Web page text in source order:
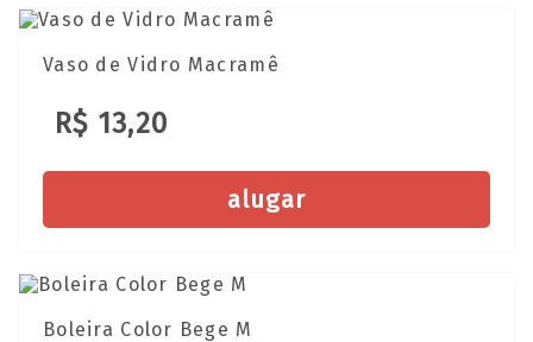
Vaso de Vidro Macramê
R$ 13,20
alugar
Boleira Color Bege M